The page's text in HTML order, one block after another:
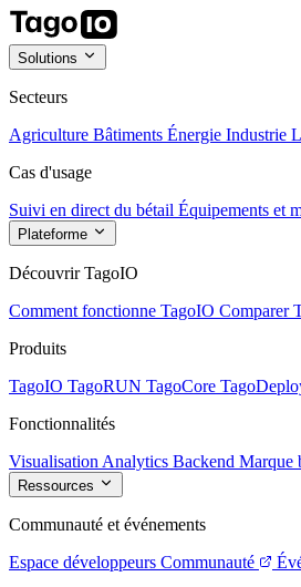
Solutions
Secteurs
Agriculture Bâtiments Énergie Industrie
Cas d'usage
Suivi en direct du bétail Équipements et
Plateforme
Découvrir TagoIO
Comment fonctionne TagoIO Comparer
Produits
TagoIO TagoRUN TagoCore
Fonctionnalités
Visualisation Analytics Backend Marque
Ressources
Communauté et événements
Espace développeurs Communauté